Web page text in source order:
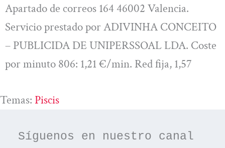
Apartado de correos 164 46002 Valencia.
Servicio prestado por ADIVINHA CONCEITO
– PUBLICIDA DE UNIPERSSOAL LDA. Coste
por minuto 806: 1,21 €/min. Red fija, 1,57
Temas: Piscis
Síguenos en nuestro canal